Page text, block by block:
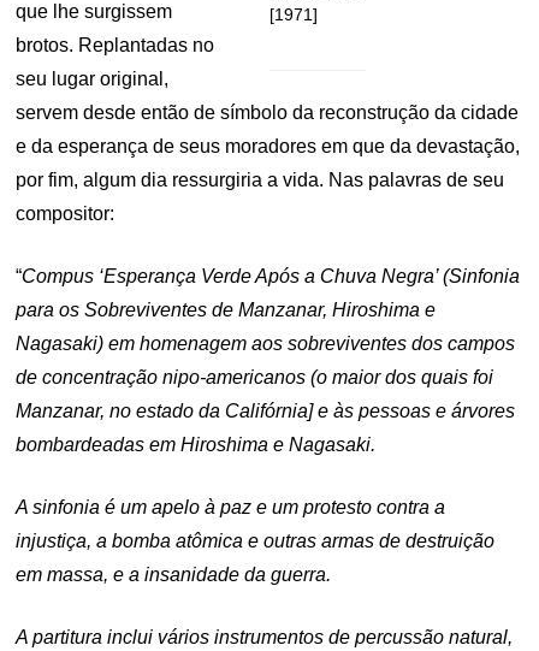
[1971]
que lhe surgissem
brotos. Replantadas no
seu lugar original,
servem desde então de símbolo da reconstrução da cidade
e da esperança de seus moradores em que da devastação,
por fim, algum dia ressurgiria a vida. Nas palavras de seu
compositor:
“Compus ‘Esperança Verde Após a Chuva Negra’ (Sinfonia
para os Sobreviventes de Manzanar, Hiroshima e
Nagasaki) em homenagem aos sobreviventes dos campos
de concentração nipo-americanos (o maior dos quais foi
Manzanar, no estado da Califórnia] e às pessoas e árvores
bombardeadas em Hiroshima e Nagasaki.
A sinfonia é um apelo à paz e um protesto contra a
injustiça, a bomba atômica e outras armas de destruição
em massa, e a insanidade da guerra.
A partitura inclui vários instrumentos de percussão natural,